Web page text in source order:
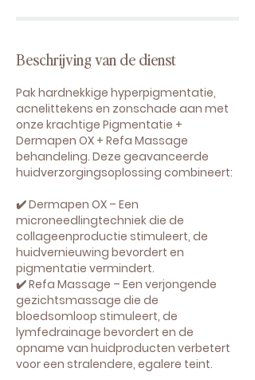
Beschrijving van de dienst
Pak hardnekkige hyperpigmentatie,
acnelittekens en zonschade aan met
onze krachtige Pigmentatie +
Dermapen OX + Refa Massage
behandeling. Deze geavanceerde
huidverzorgingsoplossing combineert:
✔️ Dermapen OX – Een
microneedlingtechniek die de
collageenproductie stimuleert, de
huidvernieuwing bevordert en
pigmentatie vermindert.
✔️ Refa Massage – Een verjongende
gezichtsmassage die de
bloedsomloop stimuleert, de
lymfedrainage bevordert en de
opname van huidproducten verbetert
voor een stralendere, egalere teint.